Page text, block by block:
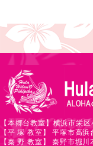
【本郷台教室】横浜市栄
【平 塚 教室】 平塚市高
【秦 野 教室】 秦野市堀川